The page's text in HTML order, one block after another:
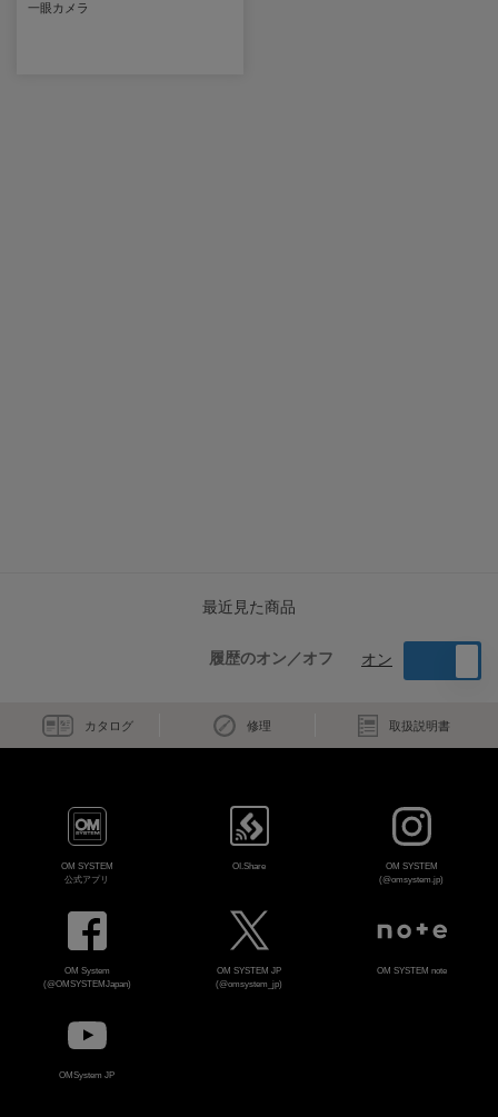
一眼カメラ
最近見た商品
履歴のオン／オフ オン
カタログ 修理 取扱説明書
OM SYSTEM
公式アプリ
OI.Share
OM SYSTEM
(@omsystem.jp)
OM System
(@OMSYSTEMJapan)
OM SYSTEM JP
(@omsystem_jp)
OM SYSTEM note
OMSystem JP